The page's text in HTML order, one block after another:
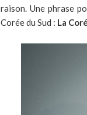
raison. Une phrase
Corée du Sud : La